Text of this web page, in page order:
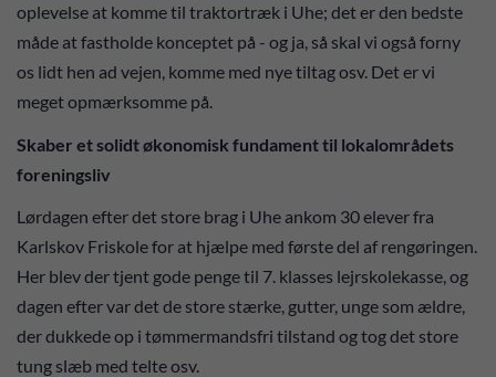
oplevelse at komme til traktortræk i Uhe; det er den bedste
måde at fastholde konceptet på - og ja, så skal vi også forny
os lidt hen ad vejen, komme med nye tiltag osv. Det er vi
meget opmærksomme på.
Skaber et solidt økonomisk fundament til lokalområdets
foreningsliv
Lørdagen efter det store brag i Uhe ankom 30 elever fra
Karlskov Friskole for at hjælpe med første del af rengøringen.
Her blev der tjent gode penge til 7. klasses lejrskolekasse, og
dagen efter var det de store stærke, gutter, unge som ældre,
der dukkede op i tømmermandsfri tilstand og tog det store
tung slæb med telte osv.